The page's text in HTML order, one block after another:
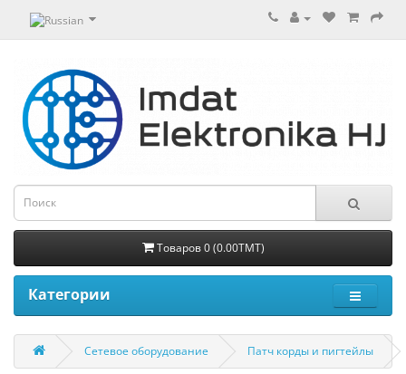
Товаров 0 (0.00TMT)
Категории
Сетевое оборудование Патч корды и пигтейлы